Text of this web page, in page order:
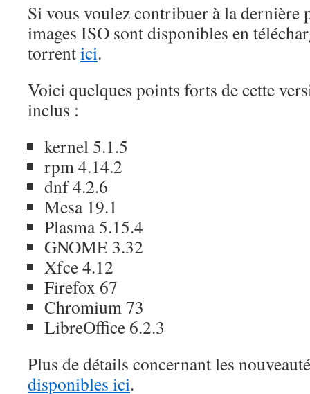
Si vous voulez contribuer à la dernière
images ISO sont disponibles en
torrentici.
Voici quelques points forts de cette
inclus :
kernel 5.1.5
rpm 4.14.2
dnf 4.2.6
Mesa 19.1
Plasma 5.15.4
GNOME 3.32
Xfce 4.12
Firefox 67
Chromium 73
LibreOffice 6.2.3
Plus de détails concernant les
disponibles ici.